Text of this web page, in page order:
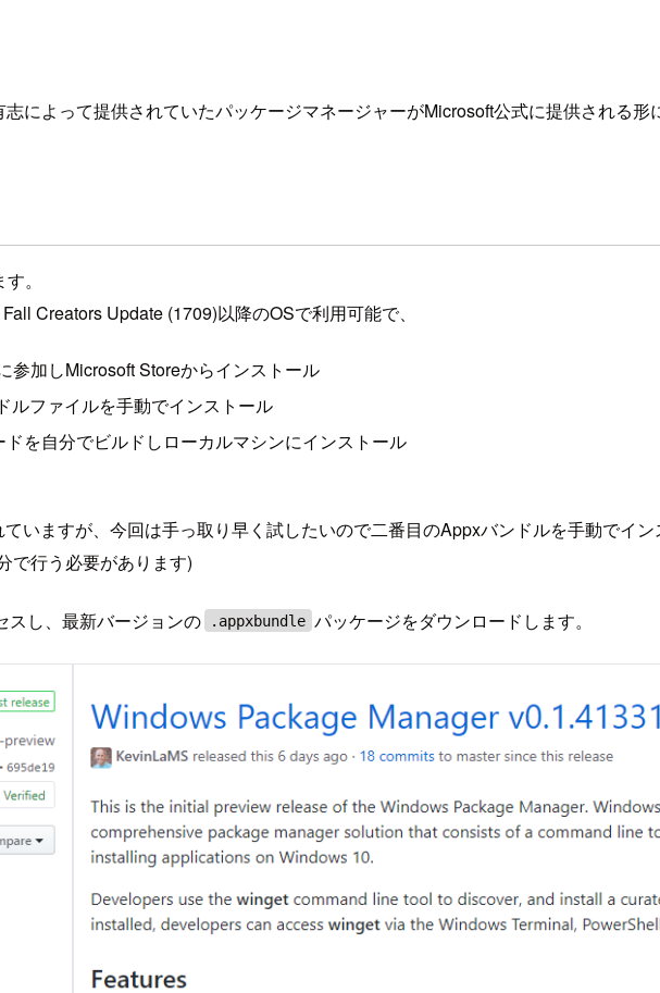
志によって提供されていたパッケージマネージャーがMicrosoft公式に提供される形
。
Creators Update (1709)以降のOSで利用可能で、
参加しMicrosoft Storeからインストール
ルファイルを手動でインストール
を自分でビルドしローカルマシンにインストール
いますが、今回は手っ取り早く試したいので二番目のAppxバンドルを手動でイン
で行う必要があります)
スし、最新バージョンの .appxbundle パッケージをダウンロードします。